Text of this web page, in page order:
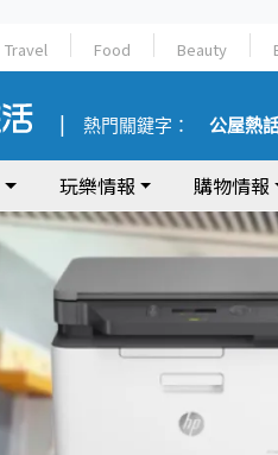
Travel Food Beauty
熱門關鍵字： 公屋熱
玩樂情報 購物情報